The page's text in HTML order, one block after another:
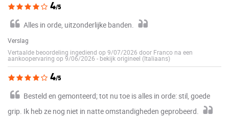
4/5
Alles in orde, uitzonderlijke banden.
Verslag
Vertaalde beoordeling ingediend op 9/07/2026 door Franco na een
aankoopervaring op 9/06/2026 - bekijk origineel (Italiaans)
4/5
Besteld en gemonteerd; tot nu toe is alles in orde: stil, goede
grip. Ik heb ze nog niet in natte omstandigheden geprobeerd.